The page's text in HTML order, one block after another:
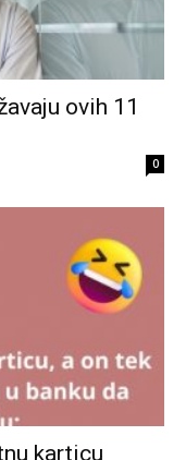
ovih 11
0
karticu